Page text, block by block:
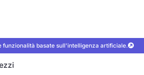
funzionalità basate sull'intelligenza artificiale.